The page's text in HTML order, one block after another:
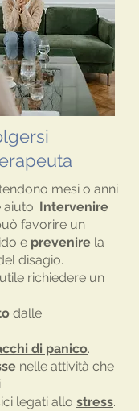
mesi o anni
aiuto. Intervenire
favorire un
e prevenire la
disagio.
richiedere un
dalle
di panico.
nelle attività che
legati allo stress.